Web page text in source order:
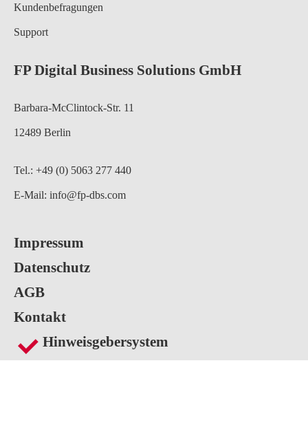
Kundenbefragungen
Support
FP Digital Business Solutions GmbH
Barbara-McClintock-Str. 11
12489 Berlin
Tel.: +49 (0) 5063 277 440
E-Mail: info@fp-dbs.com
Impressum
Datenschutz
AGB
Kontakt
Hinweisgebersystem